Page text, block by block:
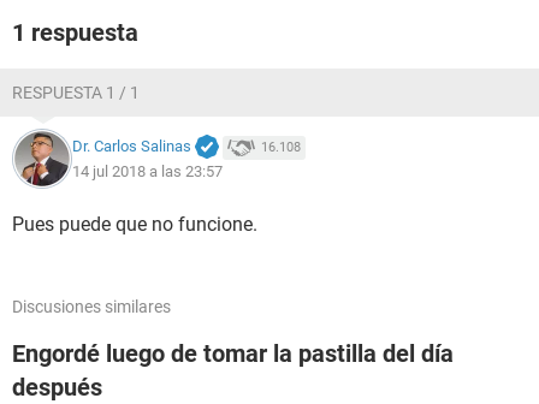
1 respuesta
RESPUESTA 1 / 1
Dr. Carlos Salinas 16.108
14 jul 2018 a las 23:57
Pues puede que no funcione.
Discusiones similares
Engordé luego de tomar la pastilla del día
después